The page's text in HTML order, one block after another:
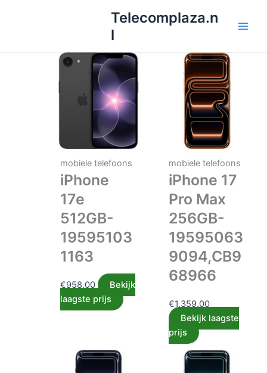
inhoud
Telecomplaza.n
l
mobiele telefoons
iPhone
17e
512GB-
19595103
1163
€958.00
Bekijk
laagste prijs
mobiele telefoons
iPhone 17
Pro Max
256GB-
19595063
9094,CB9
68966
€1,359.00
Bekijk laagste
prijs